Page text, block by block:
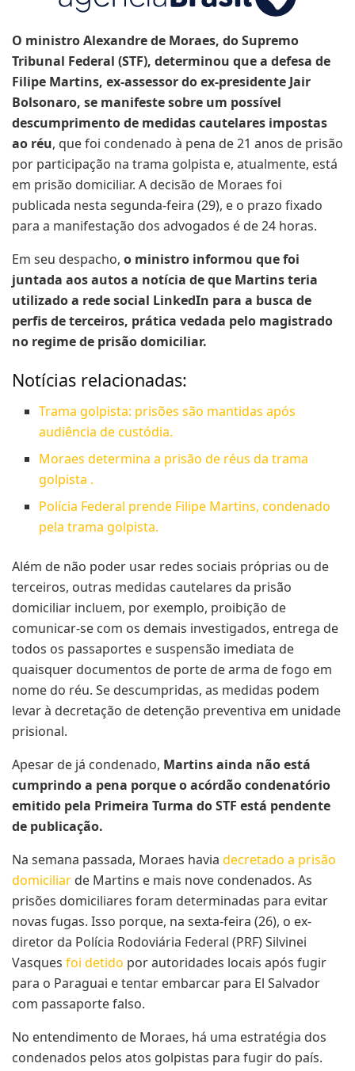
O ministro Alexandre de Moraes, do Supremo
Tribunal Federal (STF), determinou que a defesa de
Filipe Martins, ex-assessor do ex-presidente Jair
Bolsonaro, se manifeste sobre um possível
descumprimento de medidas cautelares impostas
ao réu, que foi condenado à pena de 21 anos de prisão
por participação na trama golpista e, atualmente, está
em prisão domiciliar. A decisão de Moraes foi
publicada nesta segunda-feira (29), e o prazo fixado
para a manifestação dos advogados é de 24 horas.
Em seu despacho, o ministro informou que foi
juntada aos autos a notícia de que Martins teria
utilizado a rede social LinkedIn para a busca de
perfis de terceiros, prática vedada pelo magistrado
no regime de prisão domiciliar.
Notícias relacionadas:
Trama golpista: prisões são mantidas após
audiência de custódia.
Moraes determina a prisão de réus da trama
golpista .
Polícia Federal prende Filipe Martins, condenado
pela trama golpista.
Além de não poder usar redes sociais próprias ou de
terceiros, outras medidas cautelares da prisão
domiciliar incluem, por exemplo, proibição de
comunicar-se com os demais investigados, entrega de
todos os passaportes e suspensão imediata de
quaisquer documentos de porte de arma de fogo em
nome do réu. Se descumpridas, as medidas podem
levar à decretação de detenção preventiva em unidade
prisional.
Apesar de já condenado, Martins ainda não está
cumprindo a pena porque o acórdão condenatório
emitido pela Primeira Turma do STF está pendente
de publicação.
Na semana passada, Moraes havia decretado a prisão
domiciliar de Martins e mais nove condenados. As
prisões domiciliares foram determinadas para evitar
novas fugas. Isso porque, na sexta-feira (26), o ex-
diretor da Polícia Rodoviária Federal (PRF) Silvinei
Vasques foi detido por autoridades locais após fugir
para o Paraguai e tentar embarcar para El Salvador
com passaporte falso.
No entendimento de Moraes, há uma estratégia dos
condenados pelos atos golpistas para fugir do país.